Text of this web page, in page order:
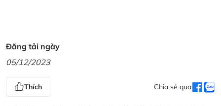
Đăng tải ngày
05/12/2023
Thích Chia sẻ qua